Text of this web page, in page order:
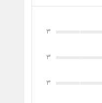
3
3
3